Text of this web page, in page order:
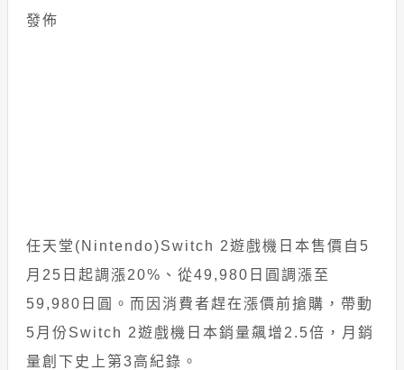
發佈
任天堂(Nintendo)Switch 2遊戲機日本售價自5
月25日起調漲20%、從49,980日圓調漲至
59,980日圓。而因消費者趕在漲價前搶購，帶動
5月份Switch 2遊戲機日本銷量飆增2.5倍，月銷
量創下史上第3高紀錄。